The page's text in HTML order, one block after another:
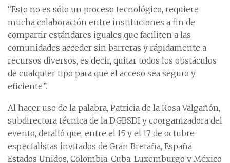
“Esto no es sólo un proceso tecnológico, requiere
mucha colaboración entre instituciones a fin de
compartir estándares iguales que faciliten a las
comunidades acceder sin barreras y rápidamente a
recursos diversos, es decir, quitar todos los obstáculos
de cualquier tipo para que el acceso sea seguro y
eficiente”.
Al hacer uso de la palabra, Patricia de la Rosa Valgañón,
subdirectora técnica de la DGBSDI y coorganizadora del
evento, detalló que, entre el 15 y el 17 de octubre
especialistas invitados de Gran Bretaña, España,
Estados Unidos, Colombia, Cuba, Luxemburgo y México